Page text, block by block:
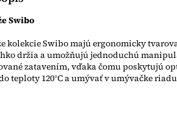
Swibo
kolekcie Swibo majú ergonomicky
držia a umožňujú jednoduchú
zatavením, vďaka čomu poskytujú
teploty 120°C a umývať v umývačke